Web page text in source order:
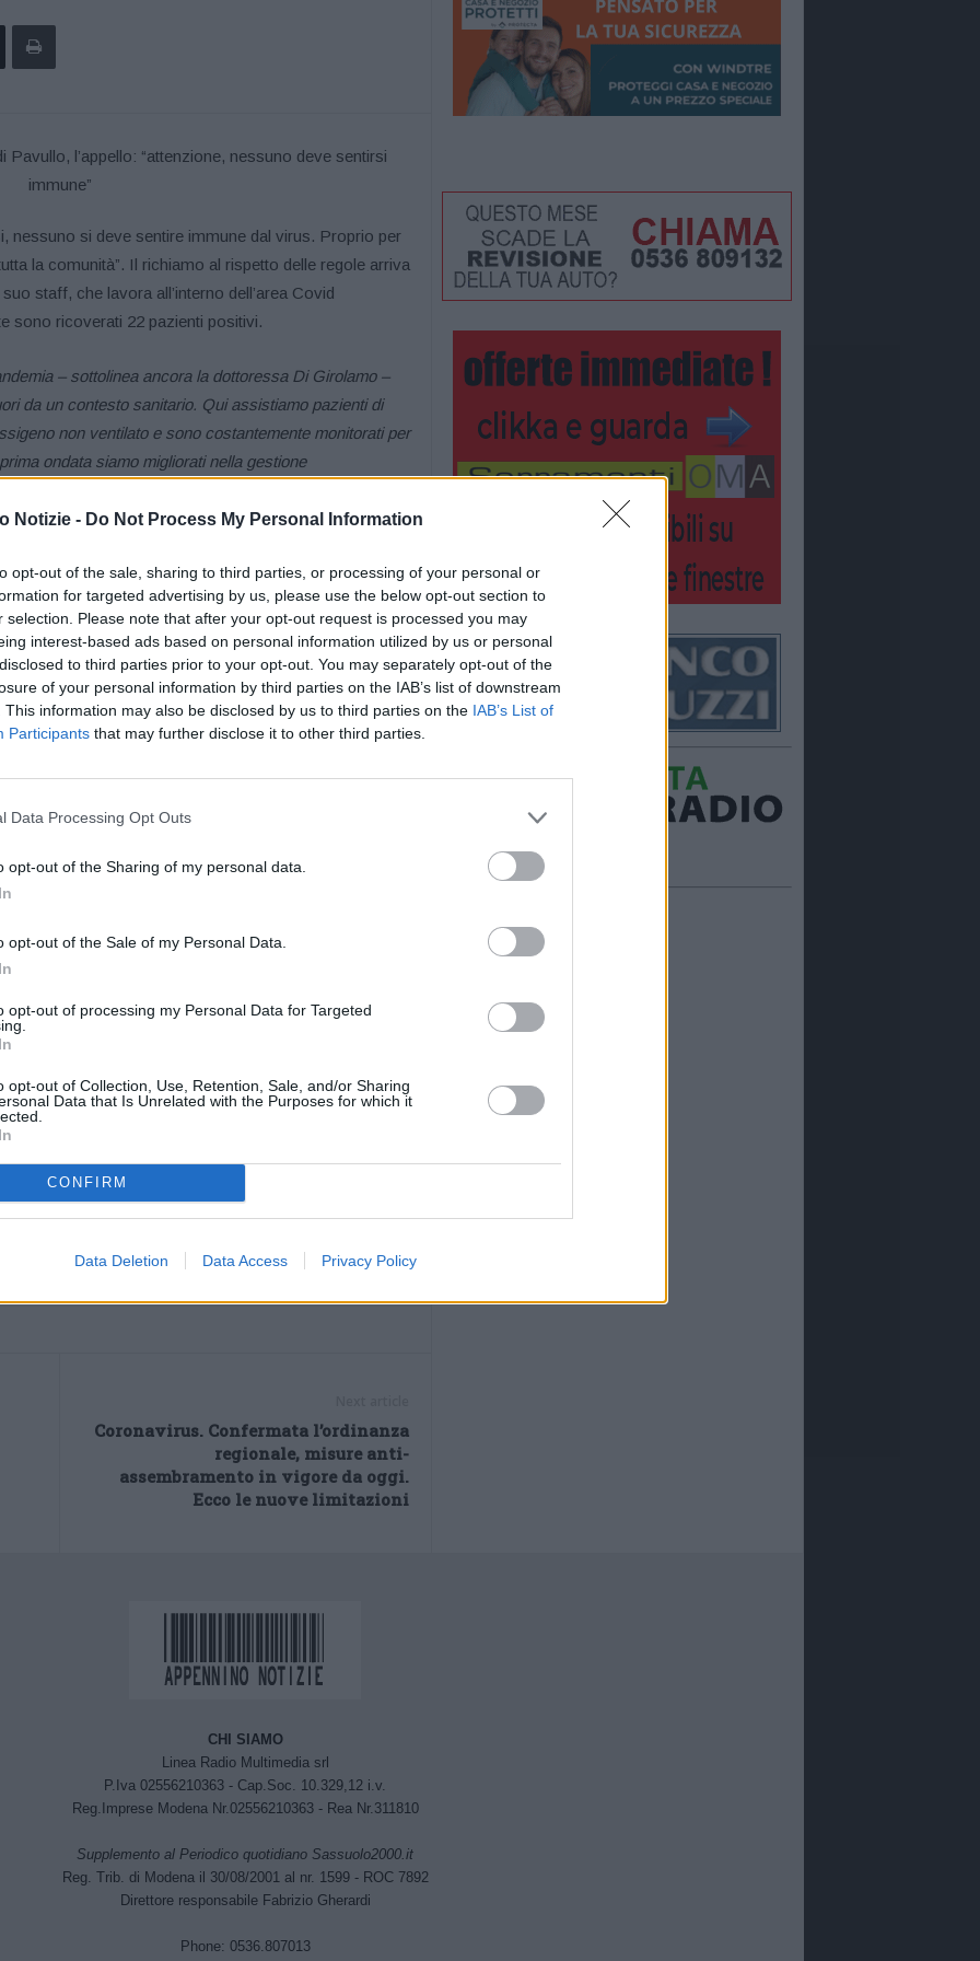
Notizie - Do Not Process My Personal Information
opt-out of the sale, sharing to third parties, or processing of your personal or
for targeted advertising by us, please use the below opt-out section to
selection. Please note that after your opt-out request is processed you may
interest-based ads based on personal information utilized by us or personal
to third parties prior to your opt-out. You may separately opt-out of the
of your personal information by third parties on the IAB’s list of downstream
This information may also be disclosed by us to third parties on the IAB’s List of
Participants that may further disclose it to other third parties.
Data Processing Opt Outs
opt-out of the Sharing of my personal data.
opt-out of the Sale of my Personal Data.
opt-out of processing my Personal Data for Targeted
opt-out of Collection, Use, Retention, Sale, and/or Sharing
Data that Is Unrelated with the Purposes for which it
CONFIRM
Data Deletion Data Access Privacy Policy
nessuno si deve sentire immune dal virus. Proprio per
la comunità”. Il richiamo al rispetto delle regole arriva
staff, che lavora all’interno dell’area Covid
sono ricoverati 22 pazienti positivi.
– sottolinea ancora la dottoressa Di Girolamo –
da un contesto sanitario. Qui assistiamo pazienti di
non ventilato e sono costantemente monitorati per
ondata siamo migliorati nella gestione
più esperienza”.
c’è timore, com’è comprensibile – spiega
operatori cerchiamo di stare uniti: la coesione
al meglio questa ondata e uscirne nel migliore
la Direzione sanitaria dell’Ospedale di Pavullo a
i posti letto disponibili, grazie alla disponibilità di tutti i
ampliamento di spazi covid che le Aziende sanitarie
ai crescenti bisogni assistenziali. Fondamentale
dove sono presenti 12 posti letto internistici,
che si aggiungono a quelli della Medicina III.
Daniela Altariva e Gabriele Romani della Direzione
visto la collaborazione di tutti gli operatori: in due giorni
dalla Medicina III – che ora ospita pazienti negativi
sono a disposizione 31 posti letto, dai 16 iniziali, per i
la capacità di accoglienza dei pazienti nelle
ai cittadini al massimo rispetto delle nuove misure
con i propri comportamenti, a rallentare la
pressione sul sistema sanitario.
Coronavirus. Confermata l’ordinanza
regionale, misure anti-
assembramento in vigore da oggi.
Ecco le nuove limitazioni
CHI SIAMO
Linea Radio Multimedia srl
P.Iva 02556210363 - Cap.Soc. 10.329,12 i.v.
Reg.Imprese Modena Nr.02556210363 - Rea Nr.311810
Supplemento al Periodico quotidiano Sassuolo2000.it
Reg. Trib. di Modena il 30/08/2001 al nr. 1599 - ROC 7892
Direttore responsabile Fabrizio Gherardi
Phone: 0536.807013